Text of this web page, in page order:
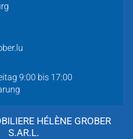
9:00 bis 17:00
HÉLÈNE GROBER
S.AR.L.